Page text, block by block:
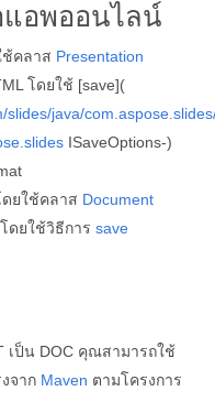
แอพออนไลน์
ช้คลาส Presentation
โดยใช้ [save](
java/
ISaveOptions-)
ยใช้คลาส Document
ดยใช้วิธีการ save
เป็น DOC คุณสามารถใช้
จาก Maven ตามโครงการ